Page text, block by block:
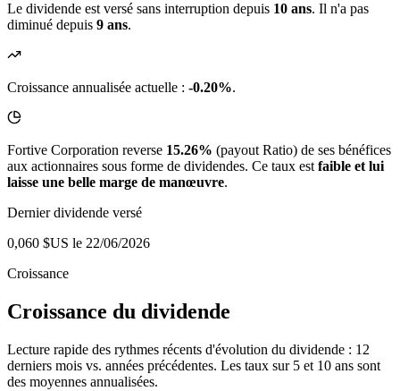
Le dividende est versé sans interruption depuis 10 ans. Il n'a pas
diminué depuis 9 ans.
Croissance annualisée actuelle : -0.20%.
Fortive Corporation reverse 15.26% (payout Ratio) de ses bénéfices
aux actionnaires sous forme de dividendes. Ce taux est faible et lui
laisse une belle marge de manœuvre.
Dernier dividende versé
0,060 $US le 22/06/2026
Croissance
Croissance du dividende
Lecture rapide des rythmes récents d'évolution du dividende : 12
derniers mois vs. années précédentes. Les taux sur 5 et 10 ans sont
des moyennes annualisées.